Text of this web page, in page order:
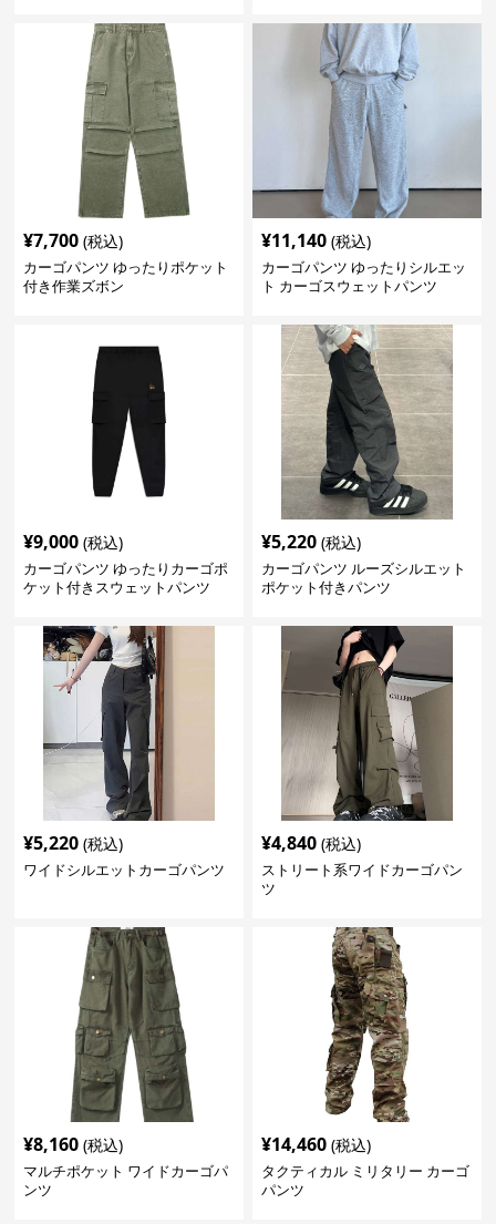
¥7,700 (税込)
カーゴパンツ ゆったりポケット
付き作業ズボン
¥11,140 (税込)
カーゴパンツ ゆったりシルエッ
ト カーゴスウェットパンツ
¥9,000 (税込)
カーゴパンツ ゆったりカーゴポ
ケット付きスウェットパンツ
¥5,220 (税込)
カーゴパンツ ルーズシルエット
ポケット付きパンツ
¥5,220 (税込)
ワイドシルエットカーゴパンツ
¥4,840 (税込)
ストリート系ワイドカーゴパン
ツ
¥8,160 (税込)
マルチポケット ワイドカーゴパ
ンツ
¥14,460 (税込)
タクティカル ミリタリー カーゴ
パンツ